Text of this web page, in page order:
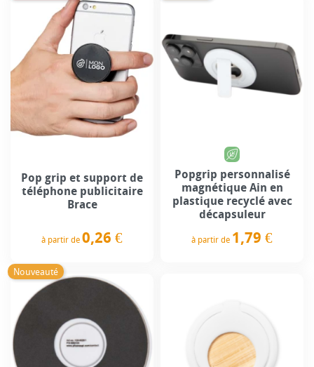
Pop grip et support de
téléphone publicitaire
Brace
à partir de 0,26 €
Popgrip personnalisé
magnétique Ain en
plastique recyclé avec
décapsuleur
à partir de 1,79 €
Nouveauté